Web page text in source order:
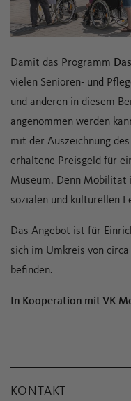
Damit das Programm
vielen Senioren- und
und anderen in diesem
angenommen werden
mit der Auszeichnung
erhaltene Preisgeld für
Museum. Denn Mobilität
sozialen und kulturellen
Das Angebot ist für
sich im Umkreis von
befinden.
In Kooperation mit VK
KONTAKT